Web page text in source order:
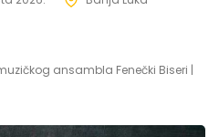
ansambla Fenečki Biseri |